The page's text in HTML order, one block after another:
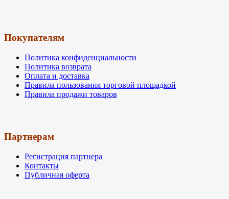
Покупателям
Политика конфиденциальности
Политика возврата
Оплата и доставка
Правила пользования торговой площадкой
Правила продажи товаров
Партнерам
Регистрация партнера
Контакты
Публичная оферта